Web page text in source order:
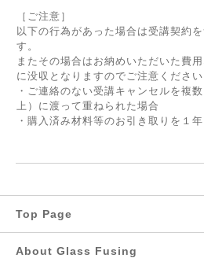
［ご注意］
以下の行為があった場合は受講契約
す。
またその場合はお納めいただいた費
に没収となりますのでご注意ください
・ご連絡のない受講キャンセルを複
上）に渡って重ねられた場合
・購入済み材料等のお引き取りを１
Top Page
About Glass Fusing